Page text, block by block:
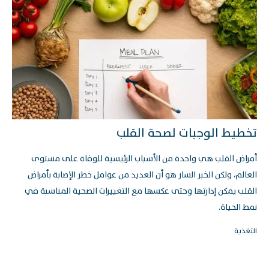
تخطيط الوجبات لصحة القلب
أمراض القلب هي واحدة من الأسباب الرئيسية للوفاة على مستوى
العالم، ولكن الخبر السار هو أن العديد من عوامل خطر الإصابة بأمراض
القلب يمكن إدارتها وحتى عكسها مع التغييرات الصحية المناسبة في
نمط الحياة.
التغذية